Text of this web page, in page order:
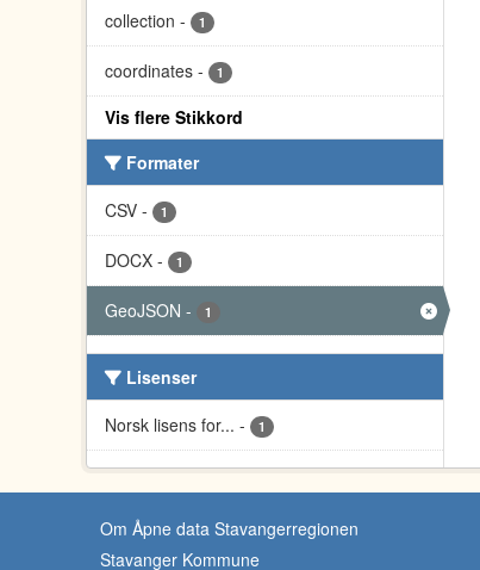
collection - 1
coordinates - 1
Vis flere Stikkord
Formater
CSV - 1
DOCX - 1
GeoJSON - 1
Lisenser
Norsk lisens for... - 1
Om Åpne data Stavangerregionen
Stavanger Kommune